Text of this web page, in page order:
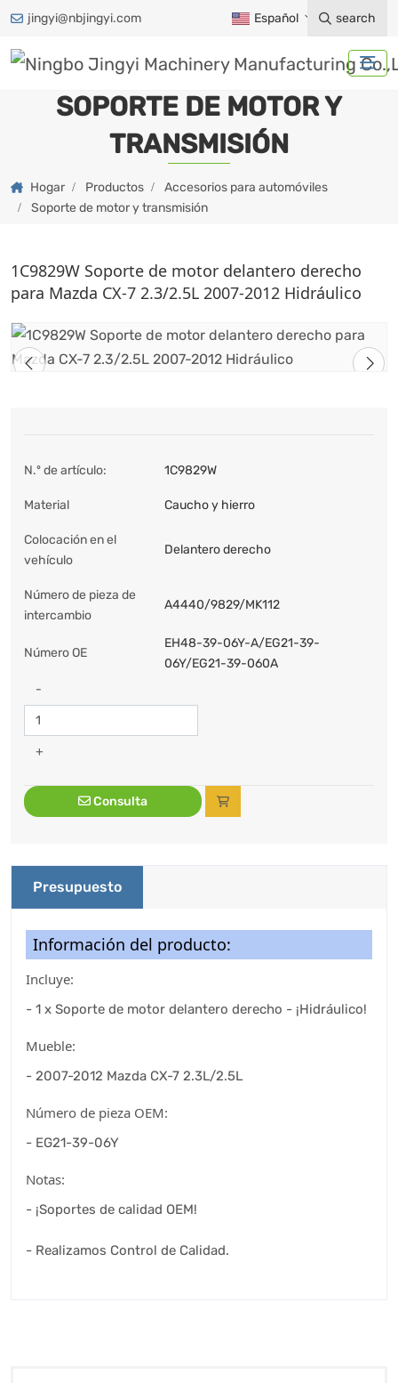
jingyi@nbjingyi.com Español search
SOPORTE DE MOTOR Y
TRANSMISIÓN
Hogar Productos
Accesorios para automóviles
Soporte de motor y transmisión
1C9829W Soporte de motor delantero derecho
para Mazda CX-7 2.3/2.5L 2007-2012 Hidráulico
N.º de artículo: 1C9829W
Material Caucho y hierro
Colocación en el
vehículo
Delantero derecho
Número de pieza de
intercambio
A4440/9829/MK112
Número OE
EH48-39-06Y-A/EG21-39-
06Y/EG21-39-060A
-
+
Consulta
Presupuesto
Información del producto:
Incluye:
- 1 x Soporte de motor delantero derecho - ¡Hidráulico!
Mueble:
- 2007-2012 Mazda CX-7 2.3L/2.5L
Número de pieza OEM:
- EG21-39-06Y
Notas:
- ¡Soportes de calidad OEM!
- Realizamos Control de Calidad.